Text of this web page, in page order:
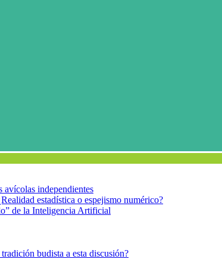
independientes
estadística o espejismo numérico?
de la Inteligencia Artificial
budista a esta discusión?